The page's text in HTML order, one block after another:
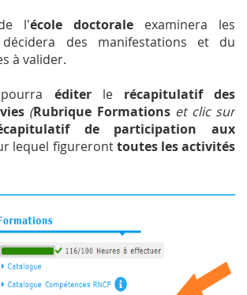
l'école doctorale examinera les
des manifestations et du
à valider.
éditer lerécapitulatif des
(Rubrique Formationset clic sur
de participation aux
lequel figureronttoutes les activités